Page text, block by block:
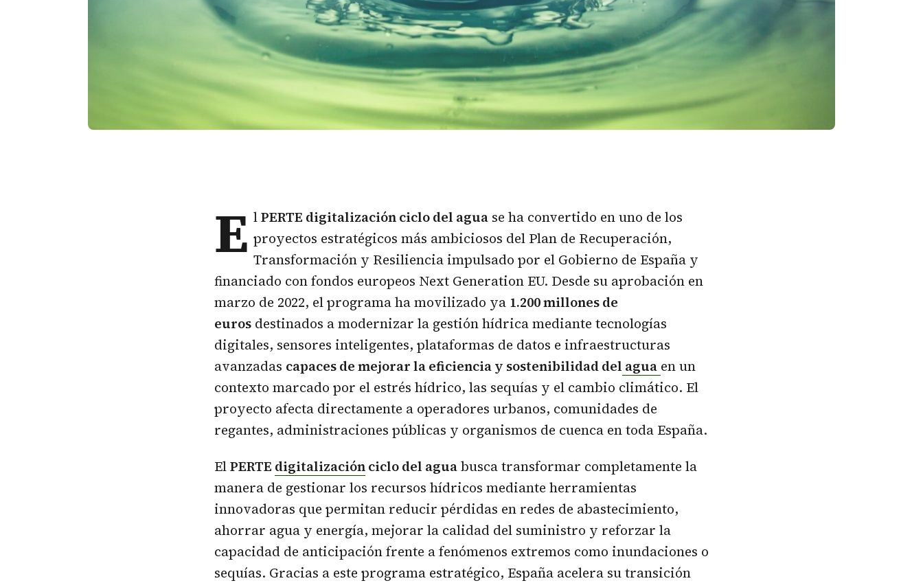
E lPERTE digitalización ciclo del agua se ha convertido en uno de los
proyectos estratégicos más ambiciosos del Plan de Recuperación,
Transformación y Resiliencia impulsado por el Gobierno de España y
financiado con fondos europeos Next Generation EU. Desde su aprobación en
marzo de 2022, el programa ha movilizado ya 1.200 millones de
euros destinados a modernizar la gestión hídrica mediante tecnologías
digitales, sensores inteligentes, plataformas de datos e infraestructuras
avanzadas capaces de mejorar la eficiencia y sostenibilidad del agua en un
contexto marcado por el estrés hídrico, las sequías y el cambio climático. El
proyecto afecta directamente a operadores urbanos, comunidades de
regantes, administraciones públicas y organismos de cuenca en toda España.
ElPERTE digitalizaciónciclo del aguabusca transformar completamente la
manera de gestionar los recursos hídricos mediante herramientas
innovadoras que permitan reducir pérdidas en redes de abastecimiento,
ahorrar agua y energía, mejorar la calidad del suministro y reforzar la
capacidad de anticipación frente a fenómenos extremos como inundaciones o
sequías. Gracias a este programa estratégico, España acelera su transición